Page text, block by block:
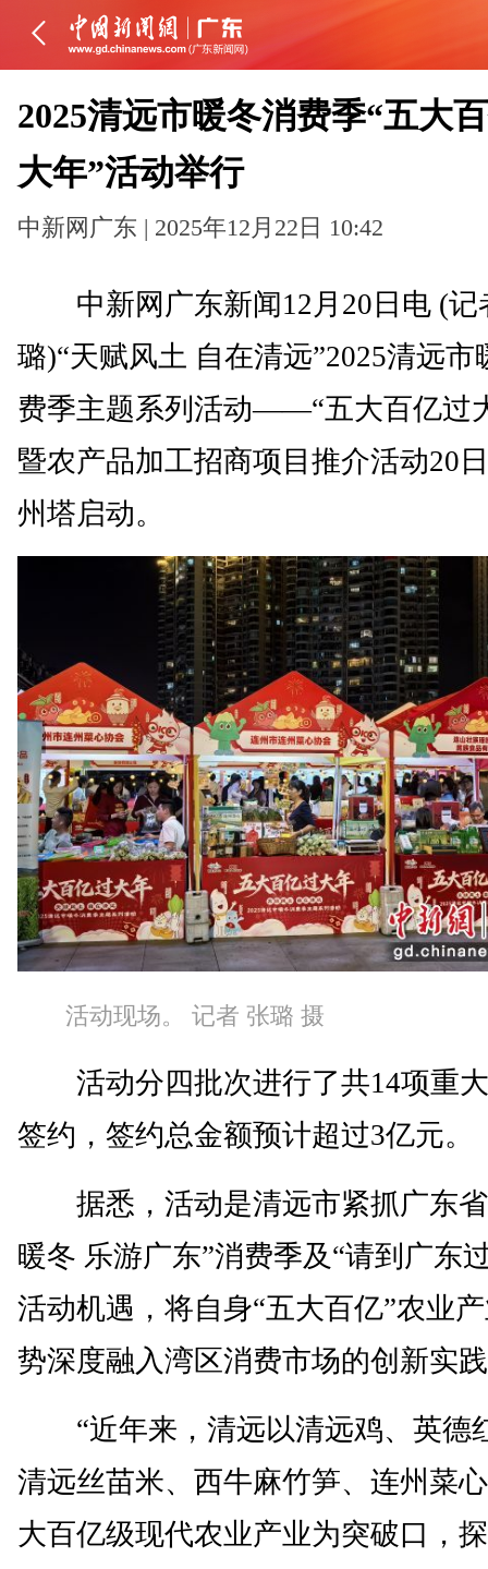
2025清远市暖冬消费季“五大
大年”活动举行
中新网广东 | 2025年12月22日 10:42
中新网广东新闻12月20日电 (记
璐)“天赋风土 自在清远”2025清远市
费季主题系列活动——“五大百亿过
暨农产品加工招商项目推介活动20
州塔启动。
活动现场。 记者 张璐 摄
活动分四批次进行了共14项重
签约，签约总金额预计超过3亿元。
据悉，活动是清远市紧抓广东省
暖冬 乐游广东”消费季及“请到广东
活动机遇，将自身“五大百亿”农业
势深度融入湾区消费市场的创新实
“近年来，清远以清远鸡、英德
清远丝苗米、西牛麻竹笋、连州菜
大百亿级现代农业产业为突破口，